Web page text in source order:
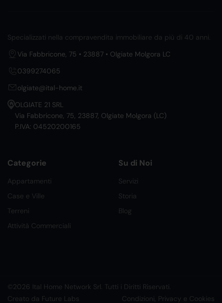
Specializzati nella compravendita immobiliare da più di 40 anni.
Via Fabbricone, 75 • 23887 • Olgiate Molgora LC
0399274065
olgiate@ital-home.it
OLGIATE 21 SRL
Via Fabbricone, 75, 23887, Olgiate Molgora (LC)
P.IVA: 04520200165
Categorie
Appartamenti
Case e Ville
Terreni
Attività Commerciali
Su di Noi
Servizi
Storia
Blog
©2026 Ital Home Network Srl. Tutti i Diritti Riservati.
Creato da Future Labs
Condizioni, Privacy e Cookies